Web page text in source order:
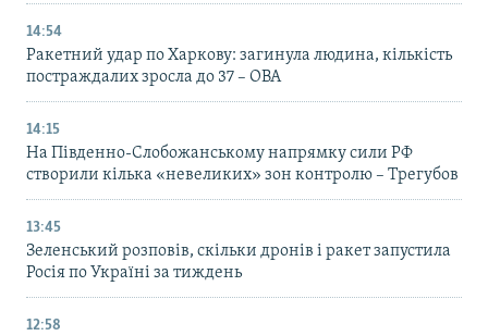
14:54
Ракетний удар по Харкову: загинула людина, кількість
постраждалих зросла до 37 – ОВА
14:15
На Південно-Слобожанському напрямку сили РФ
створили кілька «невеликих» зон контролю – Трегубов
13:45
Зеленський розповів, скільки дронів і ракет запустила
Росія по Україні за тиждень
12:58